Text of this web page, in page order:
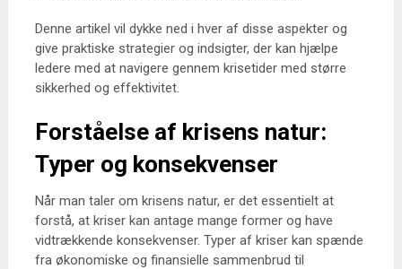
Denne artikel vil dykke ned i hver af disse aspekter og
give praktiske strategier og indsigter, der kan hjælpe
ledere med at navigere gennem krisetider med større
sikkerhed og effektivitet.
Forståelse af krisens natur:
Typer og konsekvenser
Når man taler om krisens natur, er det essentielt at
forstå, at kriser kan antage mange former og have
vidtrækkende konsekvenser. Typer af kriser kan spænde
fra økonomiske og finansielle sammenbrud til